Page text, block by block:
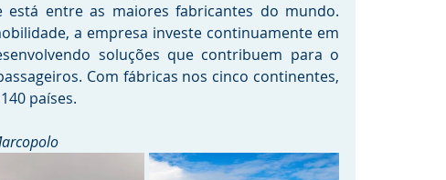
entre as maiores fabricantes do mundo.
a empresa investe continuamente em
soluções que contribuem para o
Com fábricas nos cinco continentes,
países.